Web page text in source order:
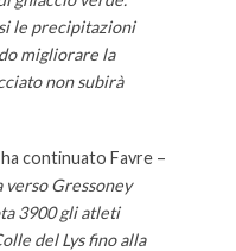
le precipitazioni
migliorare la
non subirà
continuato Favre –
verso Gressoney
3900 gli atleti
del Lys fino alla